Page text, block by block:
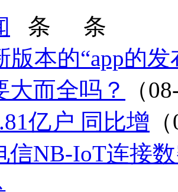
版本的“app的发
大而全吗？
（
亿户 同比增
信NB-IoT连接